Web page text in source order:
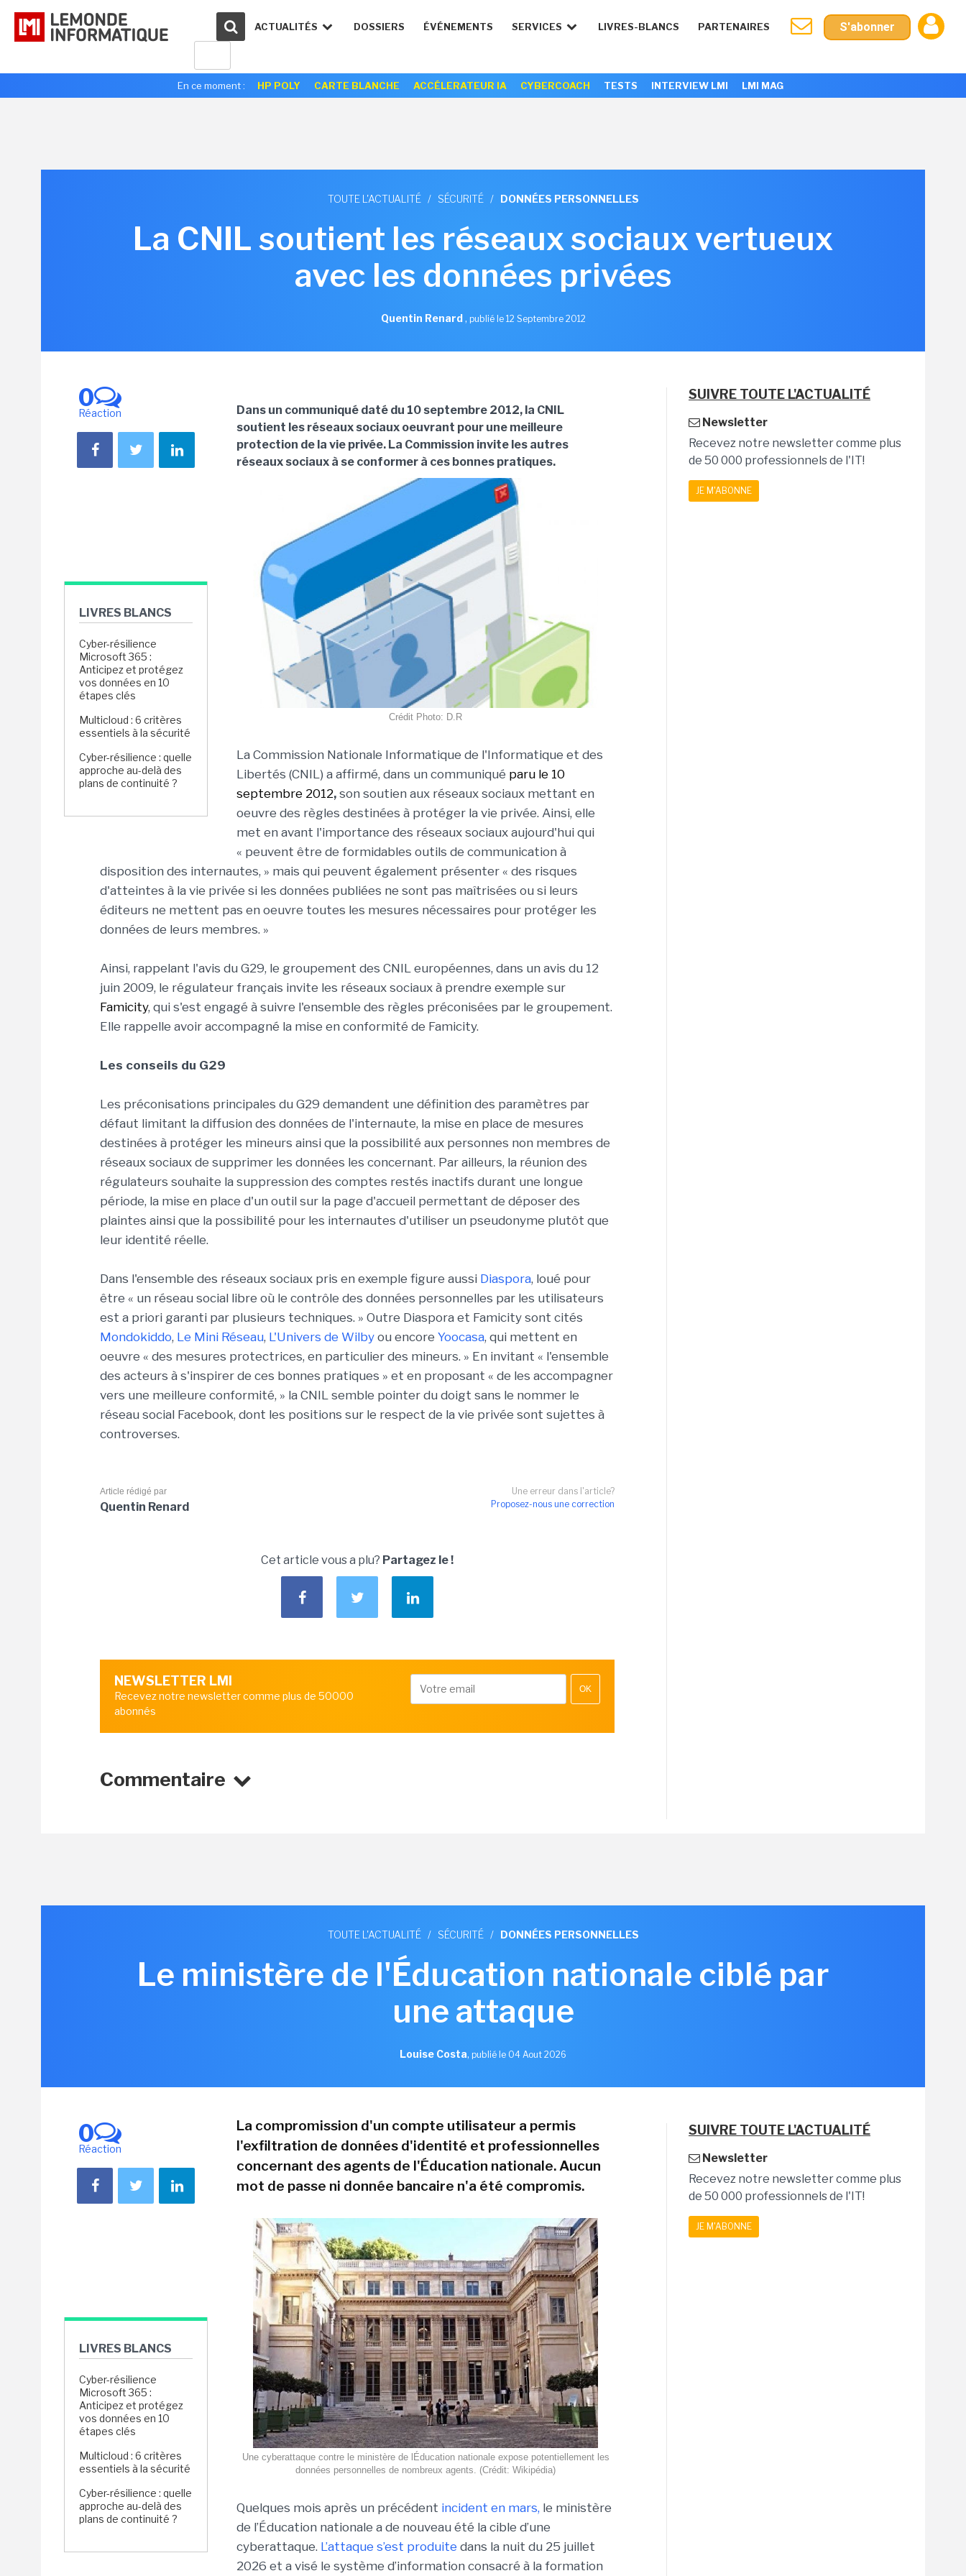
ACTUALITÉS DOSSIERS ÉVÉNEMENTS SERVICES LIVRES-BLANCS PARTENAIRES S'abonner
En ce moment : HP POLY CARTE BLANCHE ACCÉLERATEUR IA CYBERCOACH TESTS INTERVIEW LMI LMI MAG
TOUTE L'ACTUALITÉ / SÉCURITÉ / DONNÉES PERSONNELLES
La CNIL soutient les réseaux sociaux vertueux
avec les données privées
Quentin Renard, publié le 12 Septembre 2012
0
Réaction
LIVRES BLANCS
Cyber-résilience
Microsoft 365 :
Anticipez et protégez
vos données en 10
étapes clés
Multicloud : 6 critères
essentiels à la sécurité
Cyber-résilience : quelle
approche au-delà des
plans de continuité ?
Dans un communiqué daté du 10 septembre 2012, la CNIL
soutient les réseaux sociaux oeuvrant pour une meilleure
protection de la vie privée. La Commission invite les autres
réseaux sociaux à se conformer à ces bonnes pratiques.
Crédit Photo: D.R
La Commission Nationale Informatique de l'Informatique et des
Libertés (CNIL) a affirmé, dans un communiqué paru le 10
septembre 2012, son soutien aux réseaux sociaux mettant en
oeuvre des règles destinées à protéger la vie privée. Ainsi, elle
met en avant l'importance des réseaux sociaux aujourd'hui qui
« peuvent être de formidables outils de communication à
disposition des internautes, » mais qui peuvent également présenter « des risques
d'atteintes à la vie privée si les données publiées ne sont pas maîtrisées ou si leurs
éditeurs ne mettent pas en oeuvre toutes les mesures nécessaires pour protéger les
données de leurs membres. »
Ainsi, rappelant l'avis du G29, le groupement des CNIL européennes, dans un avis du 12
juin 2009, le régulateur français invite les réseaux sociaux à prendre exemple sur
Famicity, qui s'est engagé à suivre l'ensemble des règles préconisées par le groupement.
Elle rappelle avoir accompagné la mise en conformité de Famicity.
Les conseils du G29
Les préconisations principales du G29 demandent une définition des paramètres par
défaut limitant la diffusion des données de l'internaute, la mise en place de mesures
destinées à protéger les mineurs ainsi que la possibilité aux personnes non membres de
réseaux sociaux de supprimer les données les concernant. Par ailleurs, la réunion des
régulateurs souhaite la suppression des comptes restés inactifs durant une longue
période, la mise en place d'un outil sur la page d'accueil permettant de déposer des
plaintes ainsi que la possibilité pour les internautes d'utiliser un pseudonyme plutôt que
leur identité réelle.
Dans l'ensemble des réseaux sociaux pris en exemple figure aussi Diaspora, loué pour
être « un réseau social libre où le contrôle des données personnelles par les utilisateurs
est a priori garanti par plusieurs techniques. » Outre Diaspora et Famicity sont cités
Mondokiddo, Le Mini Réseau, L'Univers de Wilby ou encore Yoocasa, qui mettent en
oeuvre « des mesures protectrices, en particulier des mineurs. » En invitant « l'ensemble
des acteurs à s'inspirer de ces bonnes pratiques » et en proposant « de les accompagner
vers une meilleure conformité, » la CNIL semble pointer du doigt sans le nommer le
réseau social Facebook, dont les positions sur le respect de la vie privée sont sujettes à
controverses.
Une erreur dans l'article?
Proposez-nous une correction
Article rédigé par
Quentin Renard
Cet article vous a plu? Partagez le !
NEWSLETTER LMI
Recevez notre newsletter comme plus de 50000
abonnés
OK
Commentaire
SUIVRE TOUTE L'ACTUALITÉ
Newsletter
Recevez notre newsletter comme plus
de 50 000 professionnels de l'IT!
JE M'ABONNE
TOUTE L'ACTUALITÉ / SÉCURITÉ / DONNÉES PERSONNELLES
Le ministère de l'Éducation nationale ciblé par
une attaque
Louise Costa, publié le 04 Aout 2026
0
Réaction
LIVRES BLANCS
Cyber-résilience
Microsoft 365 :
Anticipez et protégez
vos données en 10
étapes clés
Multicloud : 6 critères
essentiels à la sécurité
Cyber-résilience : quelle
approche au-delà des
plans de continuité ?
La compromission d'un compte utilisateur a permis
l'exfiltration de données d'identité et professionnelles
concernant des agents de l'Éducation nationale. Aucun
mot de passe ni donnée bancaire n'a été compromis.
Une cyberattaque contre le ministère de lÉducation nationale expose potentiellement les
données personnelles de nombreux agents. (Crédit: Wikipédia)
Quelques mois après un précédent incident en mars, le ministère
de l’Éducation nationale a de nouveau été la cible d’une
cyberattaque. L’attaque s’est produite dans la nuit du 25 juillet
2026 et a visé le système d’information consacré à la formation
SUIVRE TOUTE L'ACTUALITÉ
Newsletter
Recevez notre newsletter comme plus
de 50 000 professionnels de l'IT!
JE M'ABONNE